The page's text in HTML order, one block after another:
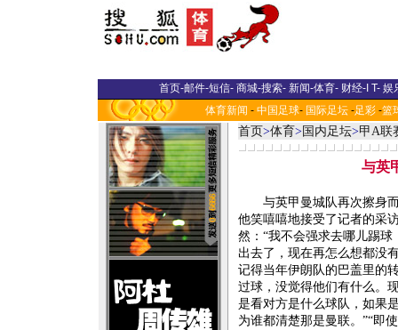
首页-邮件-短信- 商城-搜索- 新闻-体育- 财经-I T- 娱
体育新闻 - 中国足球- 国际足坛 -足彩 -篮
首页>体育> 国内足坛>甲A联
与英
与英甲曼城队再次擦身
他笑嘻嘻地接受了记者的采
然：“我不会强求去哪儿踢
出去了，现在再怎么想都没
记得当年伊朗队的巴盖里的
过球，没觉得他们有什么。
是看对方是什么球队，如果
为谁都清楚那是曼联。”“即